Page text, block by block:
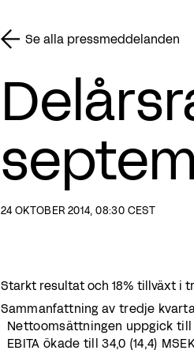
Se alla pressmeddelanden
24 OKTOBER 2014, 08:30 CEST
Starkt resultat och 18% tillväxt i
Sammanfattning av tredje
Nettoomsättningen uppgick till
EBITA ökade till 34,0 (14,4)